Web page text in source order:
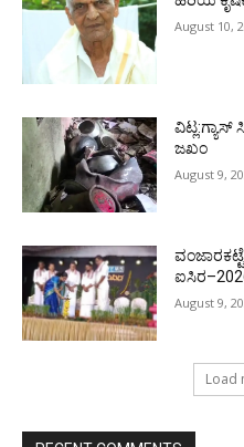
August 10,
ಜಖಂ
August 9,
August 9,
Load